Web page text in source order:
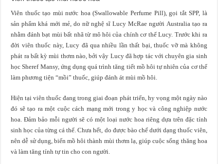
Viên thuốc tạo mùi nước hoa (Swallowable Perfume Pill), gọi tắt SPP, là
sản phẩm khá mới mẻ, do nữ nghệ sĩ Lucy McRae người Australia tạo ra
nhằm đánh bạt mùi bất nhã từ mô hôi của chính cơ thể Lucy. Trước khi ra
đời viên thuốc này, Lucy đã qua nhiều lần thất bại, thuốc vỡ mà không
phát ra bất kỳ mùi thơm nào, bởi vậy Lucy đã hợp tác với chuyên gia sinh
học Sheref Mansy, ứng dụng quá trình tăng tiết mồ hôi tự nhiên của cơ thể
làm phương tiện “mồi” thuốc, giúp đánh át mùi mồ hôi.
Hiện tại viên thuốc đang trong giai đoạn phát triển, hy vọng một ngày nào
đó sẽ tạo ra một cuộc cách mạng mới trong y học và công nghiệp nước
hoa. Đảm bảo mỗi người sẽ có một loại nước hoa riêng dựa trên đặc tính
sinh học của từng cá thể. Chưa hết, do được bào chế dưới dạng thuốc viên,
nên dễ sử dụng, biến mồ hôi thành mùi thơm lạ, giúp cuộc sống thăng hoa
và làm tăng tính tự tin cho con người.